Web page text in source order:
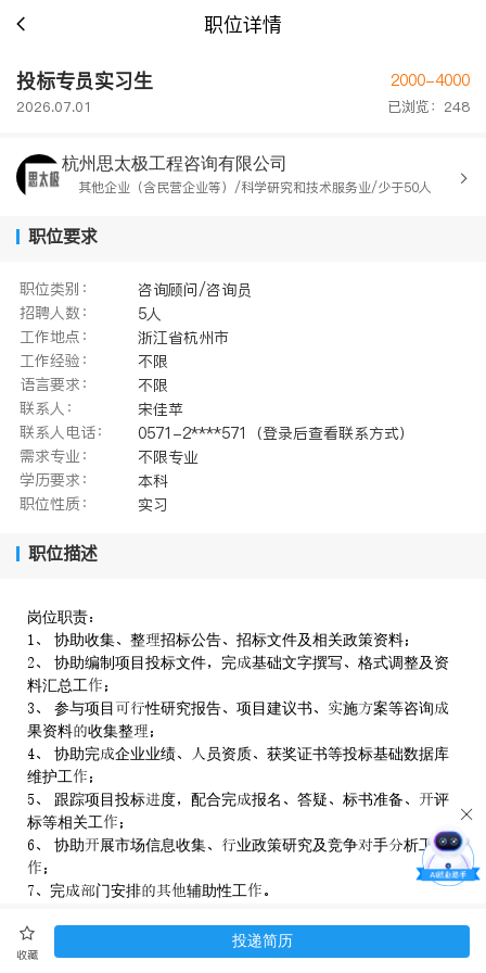
职位详情
投标专员实习生 2000-4000
2026.07.01 已浏览：248
杭州思太极工程咨询有限公司
其他企业（含民营企业等）/科学研究和技术服务业/少于50人
职位要求
职位类别：
咨询顾问/咨询员
招聘人数：
5人
工作地点：
浙江省杭州市
工作经验：
不限
语言要求：
不限
联系人：
宋佳苹
联系人电话：
0571-2****571（登录后查看联系方式）
需求专业：
不限专业
学历要求：
本科
职位性质：
实习
职位描述
岗位职责
 协助收集整招标公告招标文件及相关政策资料
 协助编制项目投标文件完基础文字撰写格式调整及资
料汇总工
 参与项目性研究报告项目建议书施案等咨询
果资料收集整
 协助完企业业绩员资质获奖证书等投标基础数据库
维护工
 跟踪项目投标度配合完报名答疑标书准备评
标等相关工
 协助展市场信息收集业政策研究及竞争手析工

完门安排辅助性工
 科及历读工程管工程造价土木工程建
筑城市规划工程管等相关专业优先
收藏
投递简历